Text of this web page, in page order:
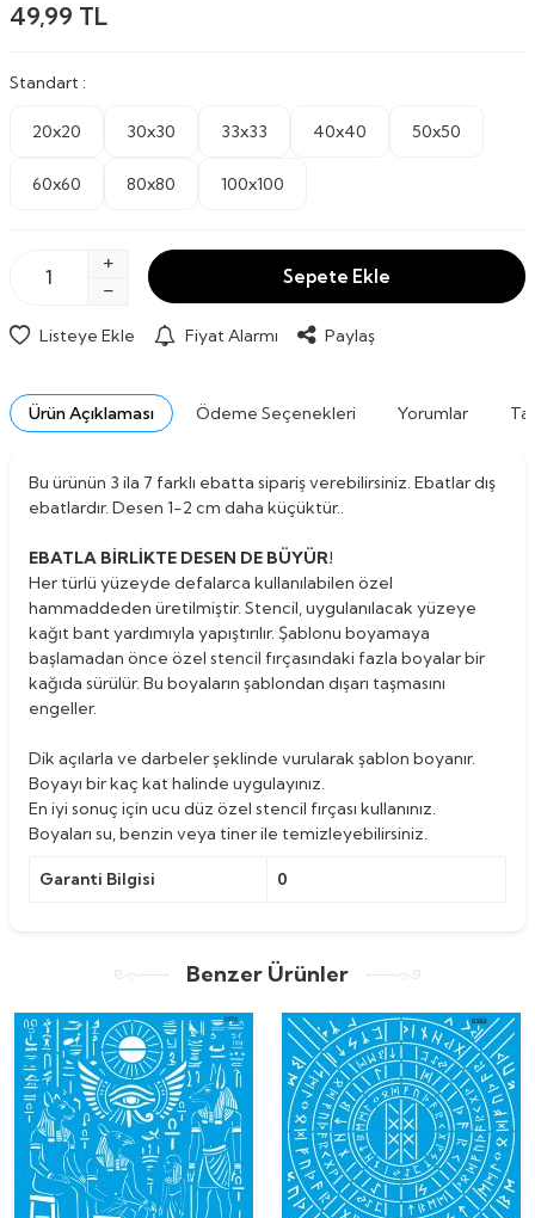
49,99 TL
Standart :
20x20 30x30 33x33 40x40 50x50
60x60 80x80 100x100
Sepete Ekle
Listeye Ekle Fiyat Alarmı Paylaş
Ürün Açıklaması Ödeme Seçenekleri Yorumlar
Bu ürünün 3 ila 7 farklı ebatta sipariş verebilirsiniz. Ebatlar dış
ebatlardır. Desen 1-2 cm daha küçüktür..
EBATLA BİRLİKTE DESEN DE BÜYÜR!
Her türlü yüzeyde defalarca kullanılabilen özel
hammaddeden üretilmiştir. Stencil, uygulanılacak yüzeye
kağıt bant yardımıyla yapıştırılır. Şablonu boyamaya
başlamadan önce özel stencil fırçasındaki fazla boyalar bir
kağıda sürülür. Bu boyaların şablondan dışarı taşmasını
engeller.
Dik açılarla ve darbeler şeklinde vurularak şablon boyanır.
Boyayı bir kaç kat halinde uygulayınız.
En iyi sonuç için ucu düz özel stencil fırçası kullanınız.
Boyaları su, benzin veya tiner ile temizleyebilirsiniz.
Garanti Bilgisi 0
Benzer Ürünler